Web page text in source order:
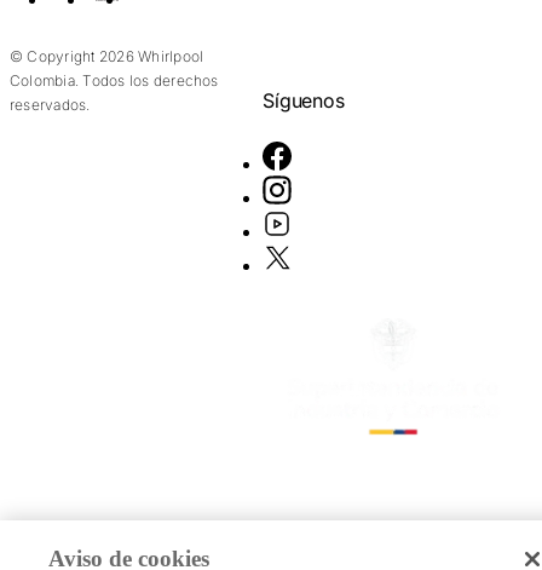
© Copyright 2026 Whirlpool
Colombia. Todos los derechos
reservados.
Síguenos
Aviso de cookies